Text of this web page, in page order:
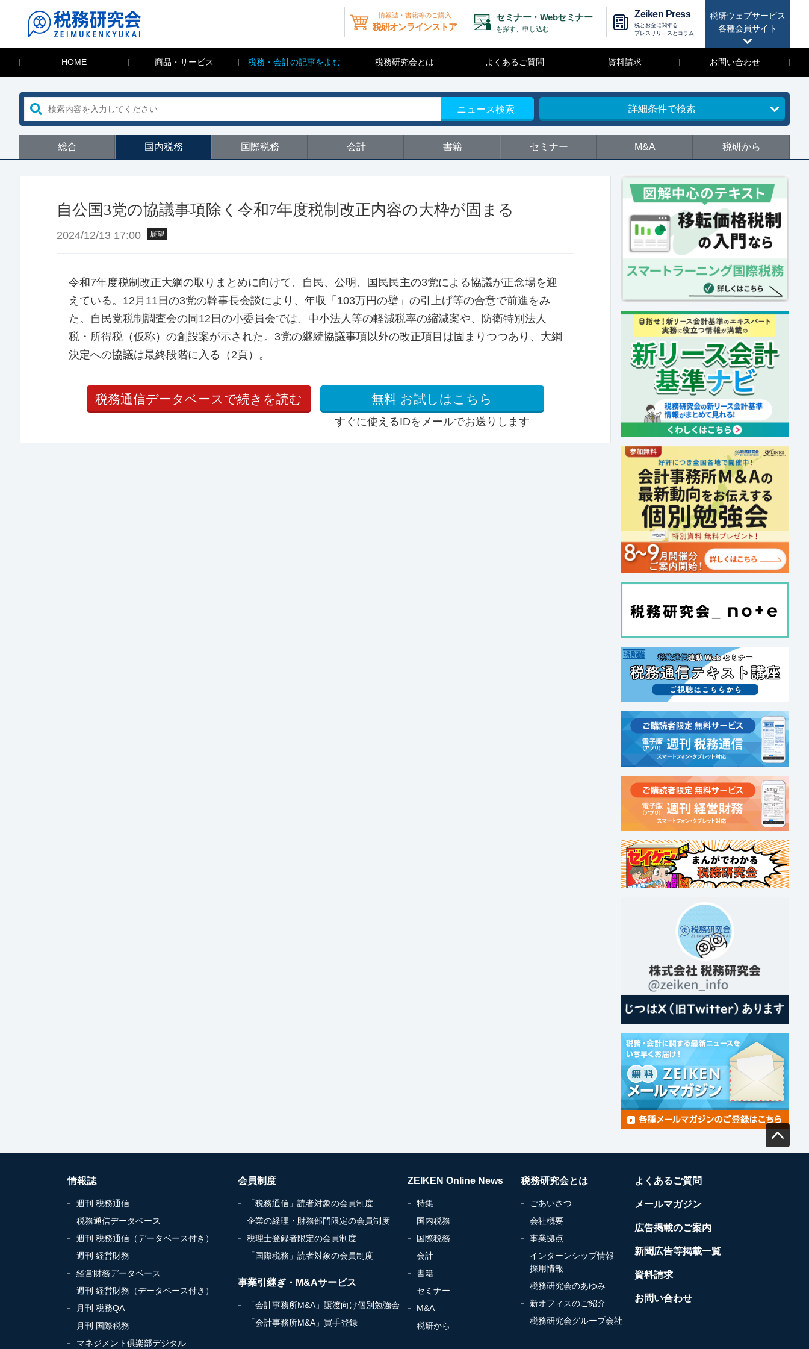
税研ウェブサービス
各種会員サイト
情報誌・書籍等のご購入
税研オンラインストア
セミナー・Webセミナー
を探す、申し込む
Zeiken Press
税とお金に関する
プレスリリースとコラム
HOME 商品・サービス 税務・会計の記事をよむ 税務研究会とは よくあるご質問 資料請求 お問い合わせ
ニュース検索 詳細条件で検索
総合 国内税務 国際税務 会計 書籍 セミナー M&A 税研から
自公国3党の協議事項除く令和7年度税制改正内容の大枠が固まる
2024/12/13 17:00 展望
令和7年度税制改正大綱の取りまとめに向けて、自民、公明、国民民主の3党による協議が正念場を迎
えている。12月11日の3党の幹事長会談により、年収「103万円の壁」の引上げ等の合意で前進をみ
た。自民党税制調査会の同12日の小委員会では、中小法人等の軽減税率の縮減案や、防衛特別法人
税・所得税（仮称）の創設案が示された。3党の継続協議事項以外の改正項目は固まりつつあり、大綱
決定への協議は最終段階に入る（2頁）。
税務通信データベースで続きを読む 無料 お試しはこちら
すぐに使えるIDをメールでお送りします
情報誌
週刊 税務通信
税務通信データベース
週刊 税務通信（データベース付き）
週刊 経営財務
経営財務データベース
週刊 経営財務（データベース付き）
月刊 税務QA
月刊 国際税務
マネジメント俱楽部デジタル
会員制度
「税務通信」読者対象の会員制度
企業の経理・財務部門限定の会員制度
税理士登録者限定の会員制度
「国際税務」読者対象の会員制度
事業引継ぎ・M&Aサービス
「会計事務所M&A」譲渡向け個別勉強会
「会計事務所M&A」買手登録
ZEIKEN Online News
特集
国内税務
国際税務
会計
書籍
セミナー
M&A
税研から
税務研究会とは
ごあいさつ
会社概要
事業拠点
インターンシップ情報
採用情報
税務研究会のあゆみ
新オフィスのご紹介
税務研究会グループ会社
よくあるご質問
メールマガジン
広告掲載のご案内
新聞広告等掲載一覧
資料請求
お問い合わせ